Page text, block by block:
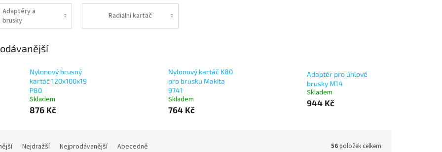
Adaptéry a
brusky
Radiální kartáč
Nylonový brusný
kartáč 120x100x19
P80
Skladem
876 Kč
Nylonový kartáč K80
pro brusku Makita
9741
Skladem
764 Kč
Adaptér pro úhlové
brusky M14
Skladem
944 Kč
Nejdražší Nejprodávanější Abecedně 56položek celkem